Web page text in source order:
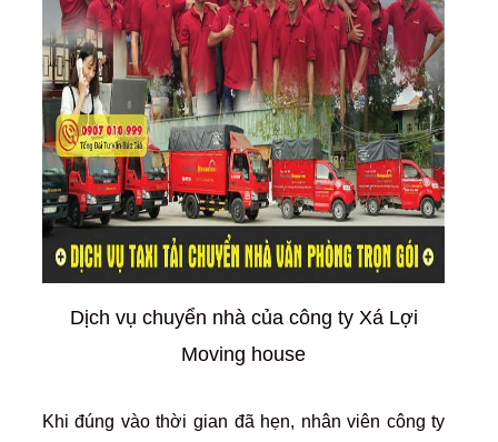
Dịch vụ chuyển nhà của công ty Xá Lợi
Moving house
Khi đúng vào thời gian đã hẹn, nhân viên công ty